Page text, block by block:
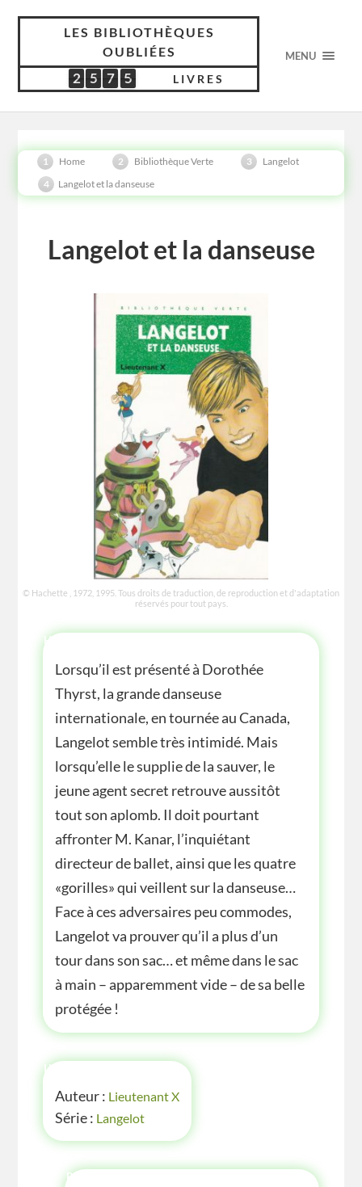
LES BIBLIOTHÈQUES
OUBLIÉES
2
5
2 5
4
5 7
1
7 5
6
5 LIVRES
MENU
Home Bibliothèque Verte
Langelot
Langelot et la danseuse
Langelot et la danseuse
© Hachette , 1972, 1995. Tous droits de traduction, de reproduction et d'adaptation
réservés pour tout pays.
HISTOIRE
Lorsqu’il est présenté à Dorothée
Thyrst, la grande danseuse
internationale, en tournée au Canada,
Langelot semble très intimidé. Mais
lorsqu’elle le supplie de la sauver, le
jeune agent secret retrouve aussitôt
tout son aplomb. Il doit pourtant
affronter M. Kanar, l’inquiétant
directeur de ballet, ainsi que les quatre
«gorilles» qui veillent sur la danseuse…
Face à ces adversaires peu commodes,
Langelot va prouver qu’il a plus d’un
tour dans son sac… et même dans le sac
à main – apparemment vide – de sa belle
protégée !
INFOS
Auteur : Lieutenant X
Série : Langelot
P'TITE INFOS